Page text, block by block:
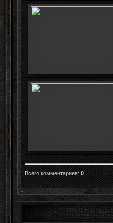
Всего комментариев: 0